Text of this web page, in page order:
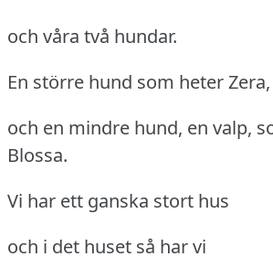
och våra två hundar.
En större hund som heter Zera,
och en mindre hund, en valp,
Blossa.
Vi har ett ganska stort hus
och i det huset så har vi